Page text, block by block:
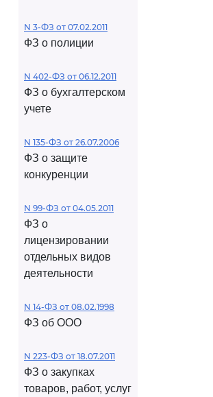
N 3-ФЗ от 07.02.2011
ФЗ о полиции
N 402-ФЗ от 06.12.2011
ФЗ о бухгалтерском
учете
N 135-ФЗ от 26.07.2006
ФЗ о защите
конкуренции
N 99-ФЗ от 04.05.2011
ФЗ о
лицензировании
отдельных видов
деятельности
N 14-ФЗ от 08.02.1998
ФЗ об ООО
N 223-ФЗ от 18.07.2011
ФЗ о закупках
товаров, работ, услуг